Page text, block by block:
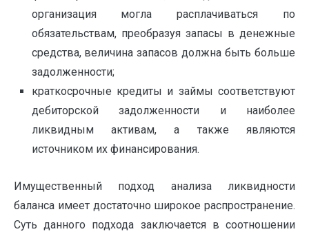
организация могла расплачиваться по
обязательствам, преобразуя запасы в денежные
средства, величина запасов должна быть больше
задолженности;
краткосрочные кредиты и займы соответствуют
дебиторской задолженности и наиболее
ликвидным активам, а также являются
источником их финансирования.
Имущественный подход анализа ликвидности
баланса имеет достаточно широкое распространение.
Суть данного подхода заключается в соотношении